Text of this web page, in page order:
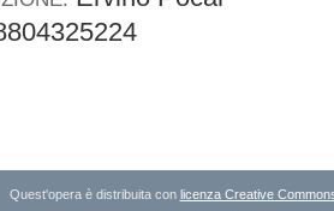
Quest'opera è distribuita con licenza Creative